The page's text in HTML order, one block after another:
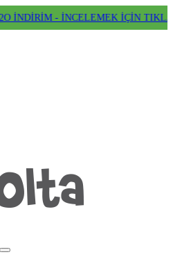
- İNCELEMEK İÇİN TIKLAYIN